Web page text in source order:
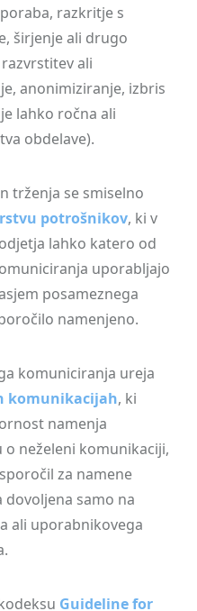
razkritje s
širjenje ali drugo
ali
anonimiziranje, izbris
lahko ročna ali
obdelave).
trženja se smiselno
potrošnikov, ki v
lahko katero od
uporabljajo
posameznega
namenjeno.
komuniciranja ureja
komunikacijah, ki
namenja
o neželeni komunikaciji,
za namene
samo na
ali uporabnikovega
Guideline for